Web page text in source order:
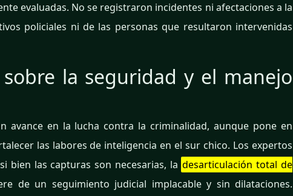
evaluadas. No se registraron incidentes ni afectaciones a la
policiales ni de las personas que resultaron intervenidas
la seguridad y el manejo
avance en la lucha contra la criminalidad, aunque pone en
las labores de inteligencia en el sur chico. Los expertos
bien las capturas son necesarias, la desarticulación total de
de un seguimiento judicial implacable y sin dilataciones.